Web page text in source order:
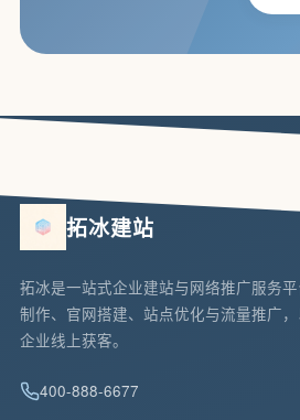
拓冰建站
拓冰是一站式企业建站与网络推广服务
制作、官网搭建、站点优化与流量推广
企业线上获客。
400-888-6677